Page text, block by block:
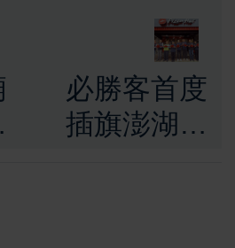
必勝客首度
插旗澎湖！